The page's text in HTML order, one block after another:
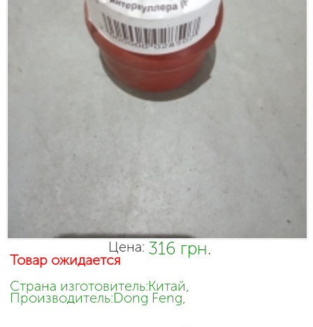
Цена: 316 грн.
Товар ожидается
Страна изготовитель:Китай,
Производитель:Dong Feng,